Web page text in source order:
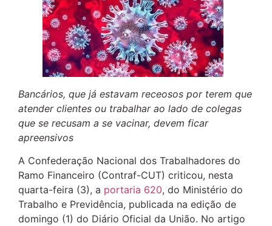
Bancários, que já estavam receosos por terem que
atender clientes ou trabalhar ao lado de colegas
que se recusam a se vacinar, devem ficar
apreensivos
A Confederação Nacional dos Trabalhadores do
Ramo Financeiro (Contraf-CUT) criticou, nesta
quarta-feira (3), a portaria 620, do Ministério do
Trabalho e Previdência, publicada na edição de
domingo (1) do Diário Oficial da União. No artigo